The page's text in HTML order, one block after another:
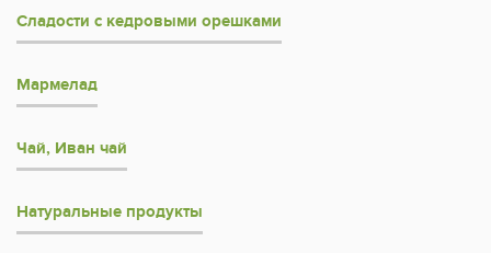
Сладости с кедровыми орешками
Мармелад
Чай, Иван чай
Натуральные продукты